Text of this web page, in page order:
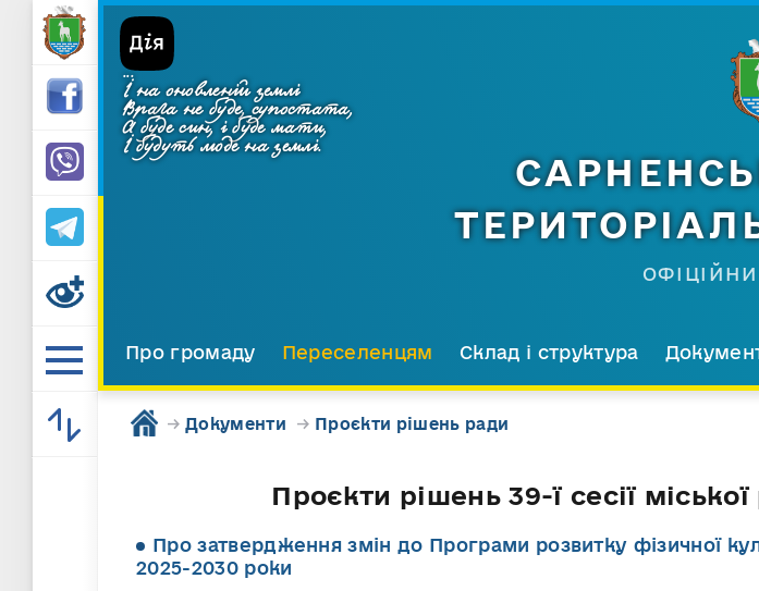
...
І на оновленій землі
Врага не буде, супостата,
А буде син, і буде мати,
І будуть люде на землі.
Про громаду Переселенцям Склад і структура
→ Документи → Проєкти рішень ради
Проєкти рішень 39-ї сесії
Про затвердження змін до Програми розвитку фізичної
2025-2030 роки